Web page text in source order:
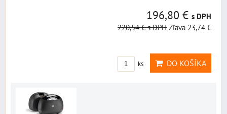
196,80 € s DPH
220,54 €s DPH Zľava 23,74 €
ks DO KOŠÍKA